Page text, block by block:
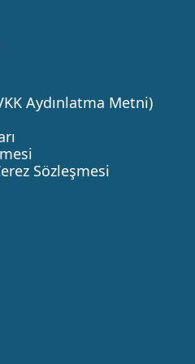
Aydınlatma Metni)
Sözleşmesi